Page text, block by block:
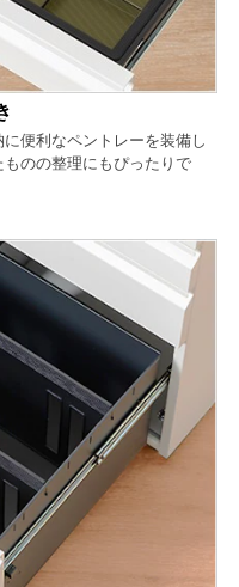
便利なペントレーを装備し
のの整理にもぴったりで